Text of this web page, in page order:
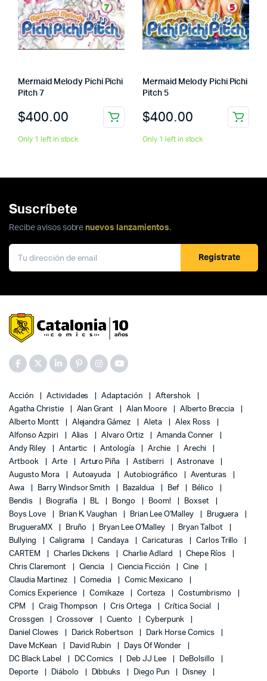
Mermaid Melody Pichi Pichi
Pitch 7
$400.00
Only 1 left in stock
Mermaid Melody Pichi Pichi
Pitch 5
$400.00
Only 1 left in stock
Suscríbete
Recibe avisos sobre nuevos lanzamientos.
Registrate
Acción Actividades Adaptación
Aftershok
Agatha Christie
Alan Grant Alan Moore
Alberto Breccia
Alberto Montt
Alejandra Gámez Aleta
Alex Ross
Alfonso Azpiri
Alias Alvaro Ortiz
Amanda Conner
Andy Riley
Antartic Antología Archie
Arechi
Artbook
Arte Arturo Piña Astiberri
Astronave
Augusto Mora
Autoayuda Autobiográfico
Aventuras
Awa
Barry Windsor Smith Bazaldua Bef
Bélico
Bendis
Biografía BL Bongo Boom!
Boxset
Boys Love
Brian K. Vaughan Brian Lee O'Malley
Bruguera
BrugueraMX
Bruño Bryan Lee O'Malley
Bryan Talbot
Bullying
Caligrama Candaya Caricaturas
Carlos Trillo
CARTEM
Charles Dickens Charlie Adlard
Chepe Ríos
Chris Claremont
Ciencia Ciencia Ficción
Cine
Claudia Martinez
Comedia
Comic Mexicano
Comics Experience
Comikaze Corteza
Costumbrismo
CPM
Craig Thompson Cris Ortega
Crítica Social
Crossgen
Crossover Cuento
Cyberpunk
Daniel Clowes
Darick Robertson
Dark Horse Comics
Dave McKean
David Rubin
Days Of Wonder
DC Black Label
DC Comics Deb JJ Lee
DeBolsillo
Deporte
Diábolo Dibbuks Diego Pun
Disney